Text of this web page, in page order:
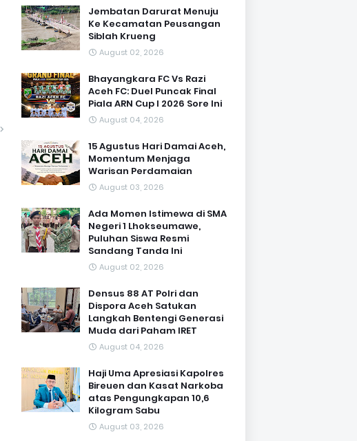
Jembatan Darurat Menuju
Ke Kecamatan Peusangan
Siblah Krueng
August 02, 2026
Bhayangkara FC Vs Razi
Aceh FC: Duel Puncak Final
Piala ARN Cup I 2026 Sore Ini
August 04, 2026
15 Agustus Hari Damai Aceh,
Momentum Menjaga
Warisan Perdamaian
August 03, 2026
Ada Momen Istimewa di SMA
Negeri 1 Lhokseumawe,
Puluhan Siswa Resmi
Sandang Tanda Ini
August 02, 2026
Densus 88 AT Polri dan
Dispora Aceh Satukan
Langkah Bentengi Generasi
Muda dari Paham IRET
August 04, 2026
Haji Uma Apresiasi Kapolres
Bireuen dan Kasat Narkoba
atas Pengungkapan 10,6
Kilogram Sabu
August 03, 2026